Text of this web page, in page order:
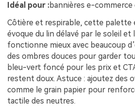
Idéal pour :bannières e-
Côtière et respirable, cette palette
évoque du lin délavé par le soleil et
fonctionne mieux avec beaucoup
des ombres douces pour garder
bleu-vert foncé pour les prix et
restent doux. Astuce : ajoutez des
comme le grain papier pour
tactile des neutres.